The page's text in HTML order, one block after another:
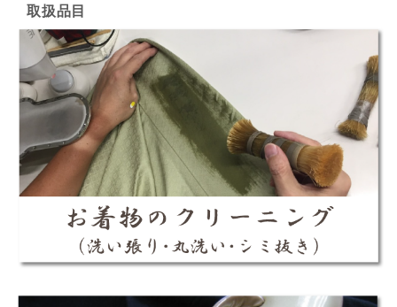
取扱品目